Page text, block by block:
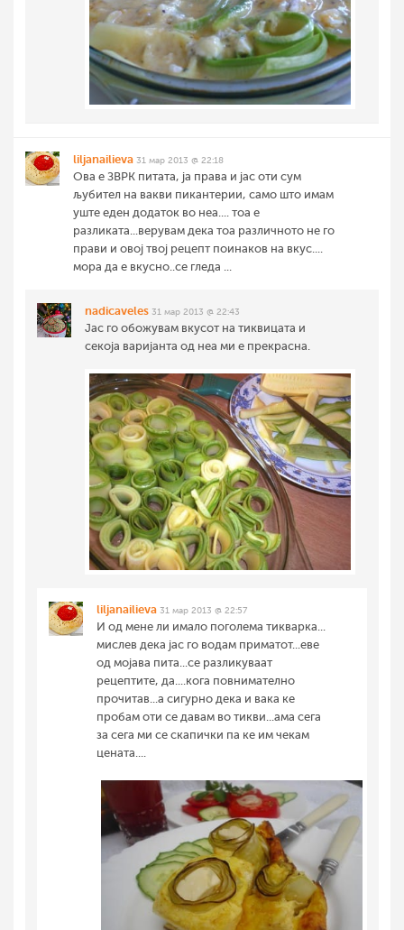
liljanailieva 31 мар 2013 @ 22:18
Ова е ЗВРК питата, ја права и јас оти сум
љубител на вакви пикантерии, само што имам
уште еден додаток во неа.... тоа е
разликата...верувам дека тоа различното не го
прави и овој твој рецепт поинаков на вкус....
мора да е вкусно..се гледа ...
nadicaveles 31 мар 2013 @ 22:43
Јас го обожувам вкусот на тиквицата и
секоја варијанта од неа ми е прекрасна.
liljanailieva 31 мар 2013 @ 22:57
И од мене ли имало поголема тикварка...
мислев дека јас го водам приматот...еве
од мојава пита...се разликуваат
рецептите, да....кога повнимателно
прочитав...а сигурно дека и вака ке
пробам оти се давам во тикви...ама сега
за сега ми се скапички па ке им чекам
цената....